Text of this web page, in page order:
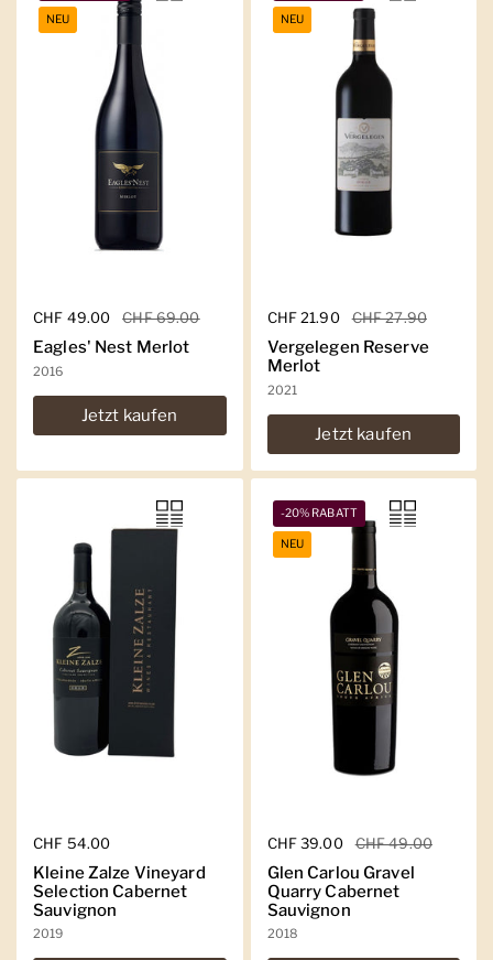
Regulärer Preis
CHF 49.00 Sale-Preis
CHF 69.00
Eagles' Nest Merlot
2016
Jetzt kaufen
NEU
Regulärer Preis
CHF 21.90 Sale-Preis
CHF 27.90
Vergelegen Reserve
Merlot
2021
Jetzt kaufen
NEU
Regulärer Preis
CHF 54.00
Kleine Zalze Vineyard
Selection Cabernet
Sauvignon
2019
Regulärer Preis
CHF 39.00 Sale-Preis
CHF 49.00
Glen Carlou Gravel
Quarry Cabernet
Sauvignon
2018
-20% RABATT
NEU